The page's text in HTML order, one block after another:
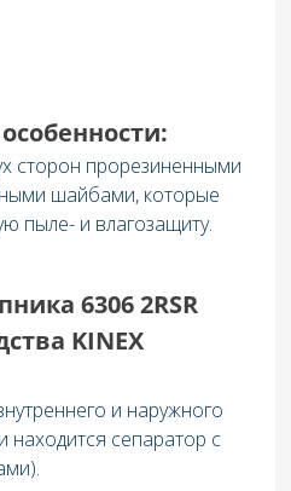
сторон прорезиненными
шайбами, которые
пыле- и влагозащиту.
6306 2RSR
KINEX
и наружного
сепаратор с